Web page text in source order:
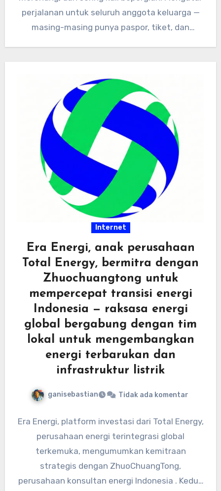
perjalanan untuk seluruh anggota keluarga —
masing-masing punya paspor, tiket, dan
Internet
Era Energi, anak perusahaan
Total Energy, bermitra dengan
Zhuochuangtong untuk
mempercepat transisi energi
Indonesia — raksasa energi
global bergabung dengan tim
lokal untuk mengembangkan
energi terbarukan dan
infrastruktur listrik
ganisebastian Tidak ada komentar
Era Energi, platform investasi dari Total Energy,
perusahaan energi terintegrasi global
terkemuka, mengumumkan kemitraan
strategis dengan ZhuoChuangTong,
perusahaan konsultan energi Indonesia . Kedua